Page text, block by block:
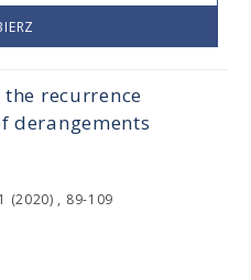
recurrence
derangements
(2020) , 89-109